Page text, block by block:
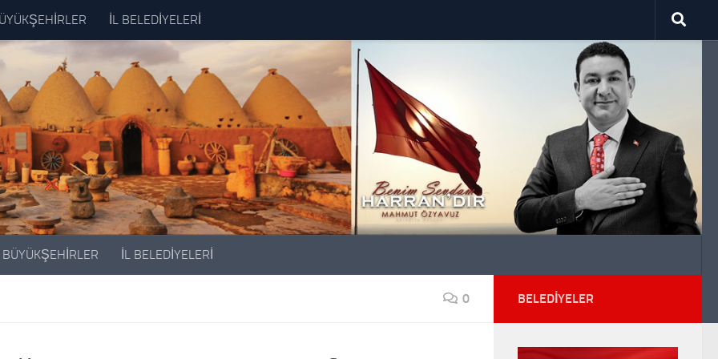
İL BELEDİYELERİ
BÜYÜKŞEHİRLER İL BELEDİYELERİ
0 BELEDIYELER